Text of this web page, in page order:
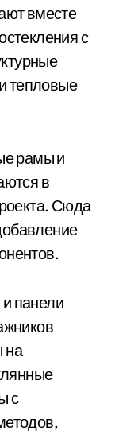
вместе
с
тепловые
рамы и
в
Сюда
панели
на
с